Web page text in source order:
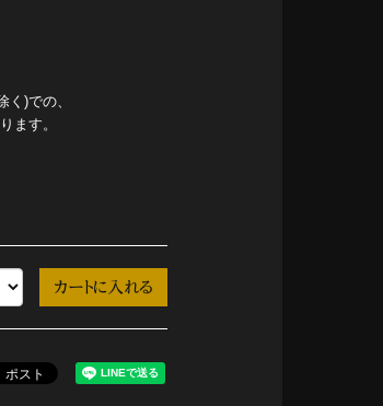
)での、
ます。